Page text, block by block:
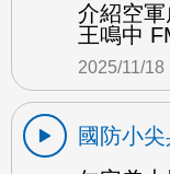
介紹空
王鳴中
2025/11/18
國防小